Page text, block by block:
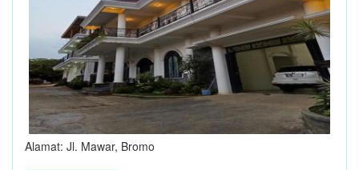
Alamat: Jl. Mawar, Bromo